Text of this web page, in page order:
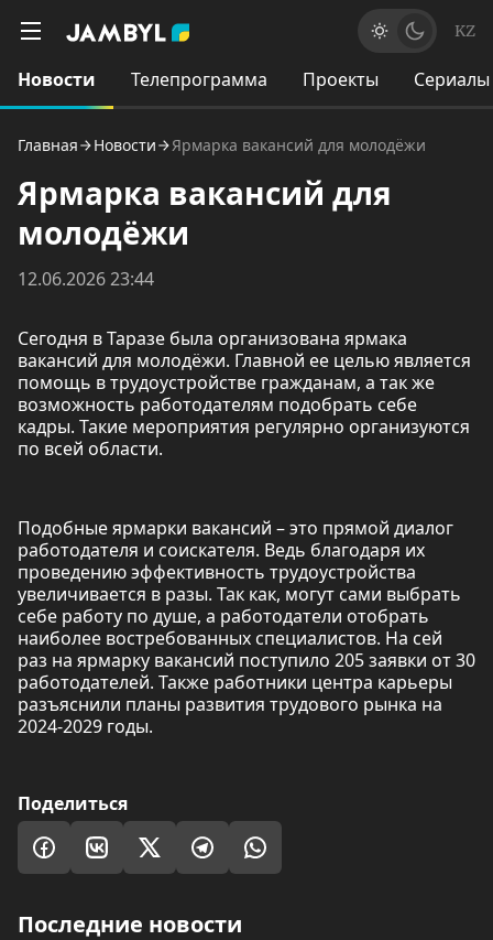
KZ
Новости Телепрограмма Проекты Сериалы
Главная Новости Ярмарка вакансий для молодёжи
Ярмарка вакансий для
молодёжи
12.06.2026 23:44
Сегодня в Таразе была организована ярмака
вакансий для молодёжи. Главной ее целью является
помощь в трудоустройстве гражданам, а так же
возможность работодателям подобрать себе
кадры. Такие мероприятия регулярно организуются
по всей области.
Подобные ярмарки вакансий – это прямой диалог
работодателя и соискателя. Ведь благодаря их
проведению эффективность трудоустройства
увеличивается в разы. Так как, могут сами выбрать
себе работу по душе, а работодатели отобрать
наиболее востребованных специалистов. На сей
раз на ярмарку вакансий поступило 205 заявки от 30
работодателей. Также работники центра карьеры
разъяснили планы развития трудового рынка на
2024-2029 годы.
Поделиться
Последние новости